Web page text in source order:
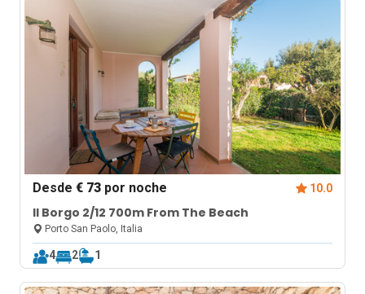
Desde€ 73 por noche 10.0
Il Borgo 2/12 700m From The Beach
Porto San Paolo, Italia
4 2 1